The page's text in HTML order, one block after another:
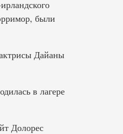
были
Дайаны
в лагере
Долорес